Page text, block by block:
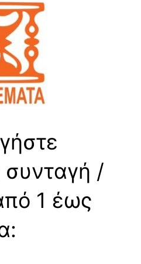
συνταγή /
1 έως